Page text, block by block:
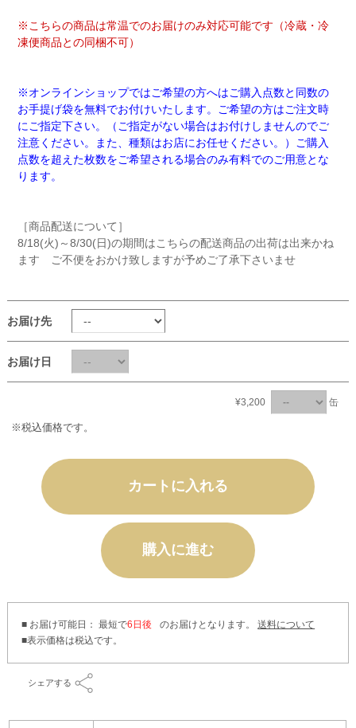
※こちらの商品は常温でのお届けのみ対応可能です（冷蔵・冷
凍便商品との同梱不可）
※オンラインショップではご希望の方へはご購入点数と同数の
お手提げ袋を無料でお付けいたします。ご希望の方はご注文時
にご指定下さい。（ご指定がない場合はお付けしませんのでご
注意ください。また、種類はお店にお任せください。）ご購入
点数を超えた枚数をご希望される場合のみ有料でのご用意とな
ります。
［商品配送について］
8/18(火)～8/30(日)の期間はこちらの配送商品の出荷は出来かね
ます ご不便をおかけ致しますが予めご了承下さいませ
お届け先
お届け日
¥3,200 缶
※税込価格です。
カートに入れる
購入に進む
■ お届け可能日： 最短で6日後 のお届けとなります。 送料について
シェアする